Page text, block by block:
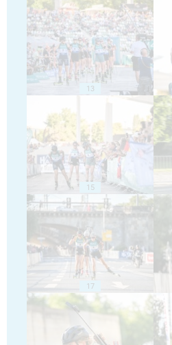
13
15
17